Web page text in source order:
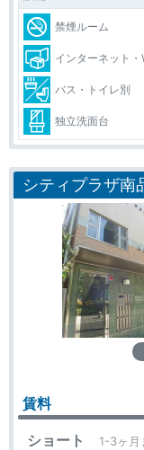
禁煙ルーム
インターネット
バス・トイレ別
独立洗面台
シティプラザ南
賃料
ショート 1-3ヶ月